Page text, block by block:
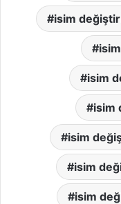
isim
isim
isim
isim
isim
isim